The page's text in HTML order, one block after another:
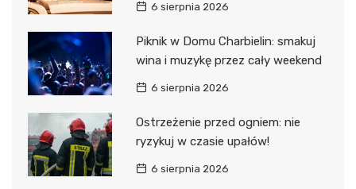
6 sierpnia 2026
Piknik w Domu Charbielin: smakuj
wina i muzykę przez cały weekend
6 sierpnia 2026
Ostrzeżenie przed ogniem: nie
ryzykuj w czasie upałów!
6 sierpnia 2026